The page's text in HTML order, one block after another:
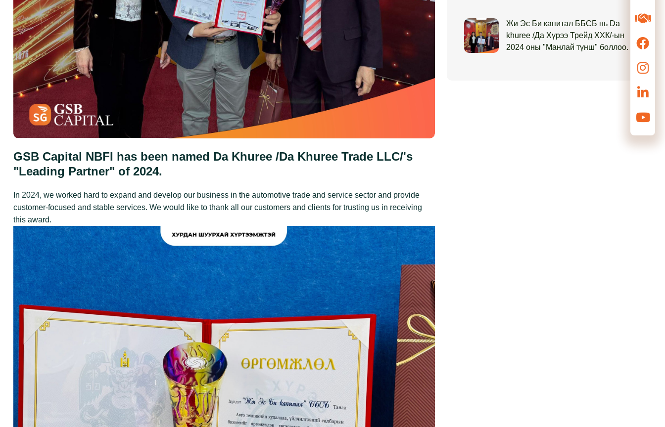
GSB Capital NBFI has been named Da Khuree /Da Khuree Trade LLC/'s
"Leading Partner" of 2024.
In 2024, we worked hard to expand and develop our business in the automotive trade and service sector and provide
customer-focused and stable services. We would like to thank all our customers and clients for trusting us in receiving
this award.
захиалга 100%-д хүрч, 25.0 тэрбум
төгрөгийг амжилттай татан
төвлөрүүллээ!
Жи Эс Би капитал ББСБ нь Da
khuree /Да Хүрээ Трейд ХХК/-ын
2024 оны "Манлай түнш" боллоо.